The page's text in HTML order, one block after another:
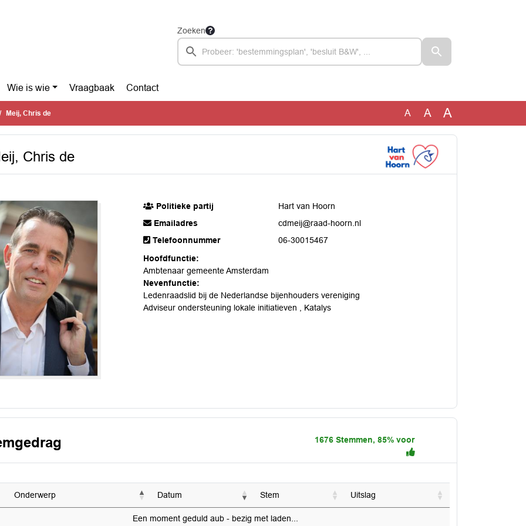
Zoeken
Wie is wie Vraagbaak Contact
Meij, Chris de A A A
Chris de
Politieke partij
Hart van Hoorn
Emailadres
cdmeij@raad-hoorn.nl
Telefoonnummer
06-30015467
Hoofdfunctie:
Ambtenaar gemeente Amsterdam
Nevenfunctie:
Ledenraadslid bij de Nederlandse bijenhouders vereniging
Adviseur ondersteuning lokale initiatieven , Katalys
1676 Stemmen, 85% voor
Onderwerp Datum Stem Uitslag
Een moment geduld aub - bezig met laden...